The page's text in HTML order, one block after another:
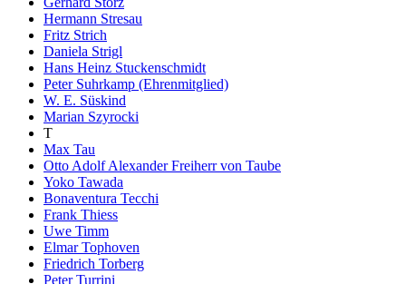
Hermann Stresau
Fritz Strich
Daniela Strigl
Hans Heinz Stuckenschmidt
Peter Suhrkamp (Ehrenmitglied)
W. E. Süskind
Marian Szyrocki
T
Max Tau
Otto Adolf Alexander Freiherr von Taube
Yoko Tawada
Bonaventura Tecchi
Frank Thiess
Uwe Timm
Elmar Tophoven
Friedrich Torberg
Peter Turrini